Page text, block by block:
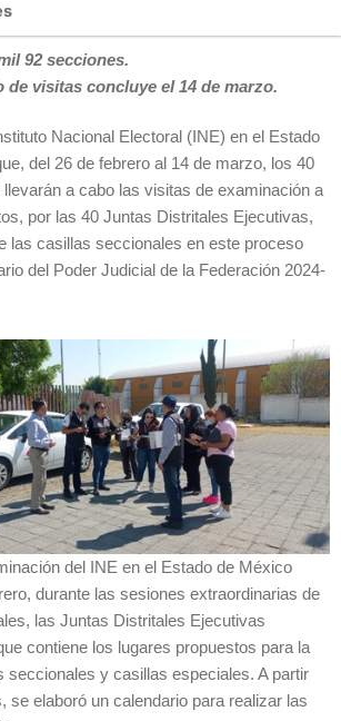
92 secciones.
de visitas concluye el 14 de marzo.
Nacional Electoral (INE) en el Estado
del 26 de febrero al 14 de marzo, los 40
a cabo las visitas de examinación a
por las 40 Juntas Distritales Ejecutivas,
las casillas seccionales en este proceso
del Poder Judicial de la Federación 2024-
del INE en el Estado de México
durante las sesiones extraordinarias de
las Juntas Distritales Ejecutivas
contiene los lugares propuestos para la
seccionales y casillas especiales. A partir
se elaboró un calendario para realizar las